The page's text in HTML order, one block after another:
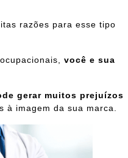
razões para esse tipo
você e sua
gerar muitos prejuízos
à imagem da sua marca.